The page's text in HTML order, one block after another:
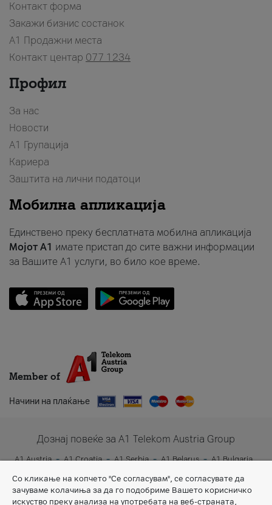
Контакт форма
Закажи бизнис состанок
A1 Продажни места
Контакт центар 077 1234
Профил
За нас
Новости
А1 Групација
Кариера
Заштита на лични податоци
Мобилна апликација
Единствено преку бесплатната мобилна апликација
Мојот A1 имате пристап до сите важни информации
за Вашите A1 услуги, во било кое време.
Member of
Начини на плаќање
Дознај повеќе за A1 Telekom Austria Group
A1 Austria A1 Croatia A1 Serbia A1 Belarus
A1 Bulgaria
Со кликање на копчето "Се согласувам", се согласувате да
зачуваме колачиња за да го подобриме Вашето корисничко
искуство преку анализа на употребата на веб-страната,